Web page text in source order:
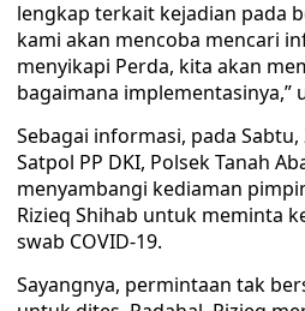
lengkap terkait kejadian pada
kami akan mencoba mencari
menyikapi Perda, kita akan
bagaimana implementasinya,”
Sebagai informasi, pada
Satpol PP DKI, Polsek Tanah
menyambangi kediaman
Rizieq Shihab untuk meminta
swab COVID-19.
Sayangnya, permintaan tak